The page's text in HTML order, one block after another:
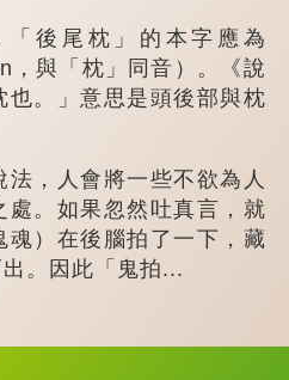
後尾枕」的本字應為
，與「枕」同音）。《說
。」意思是頭後部與枕
，人會將一些不欲為人
處。如果忽然吐真言，就
）在後腦拍了一下，藏
。因此「鬼拍...